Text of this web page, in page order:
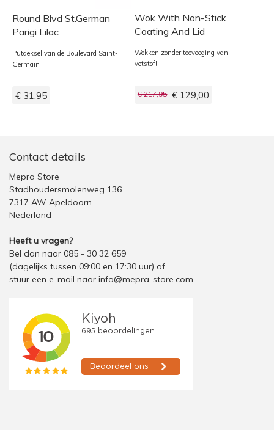
Round Blvd St.German
Parigi Lilac
Putdeksel van de Boulevard Saint-
Germain
€ 31,95
Wok With Non-Stick
Coating And Lid
Wokken zonder toevoeging van
vetstof!
€ 217,95 € 129,00
Contact details
Mepra Store
Stadhoudersmolenweg 136
7317 AW Apeldoorn
Nederland
Heeft u vragen?
Bel dan naar 085 - 30 32 659
(dagelijks tussen 09:00 en 17:30 uur) of
stuur een e-mail naar info@mepra-store.com.